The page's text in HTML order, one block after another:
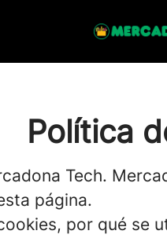
Política
Tech.
página.
por qué se